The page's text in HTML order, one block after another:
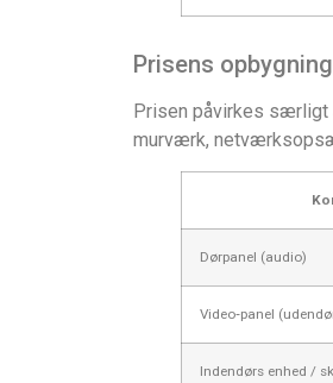
Prisens
Prisen påvirkes særligt
murværk,
Dørpanel (audio)
Video‑panel
Indendørs enhed /